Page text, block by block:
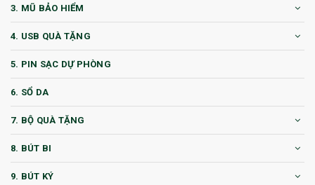
3. MŨ BẢO HIỂM
4. USB QUÀ TẶNG
5. PIN SẠC DỰ PHÒNG
6. SỔ DA
7. BỘ QUÀ TẶNG
8. BÚT BI
9. BÚT KÝ